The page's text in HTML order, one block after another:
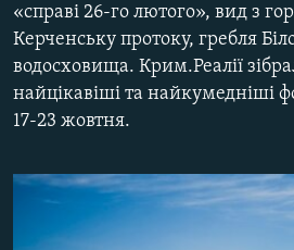
ДЕПОРТАЦІЯ
ВІДЕОУРОКИ «ELIFBE»
СВІДЧЕННЯ ОКУПАЦІЇ
ІНФОГРАФІКА
ЯК ОБІЙТИ БЛОКУВАННЯ
Русский
Qırımtatar
ДОЛУЧАЙСЯ!
«справі 26-го лютого», вид з
Керченську протоку, гребля
водосховища. Крим.Реалії
найцікавіші та найкумедніші
17-23 жовтня.